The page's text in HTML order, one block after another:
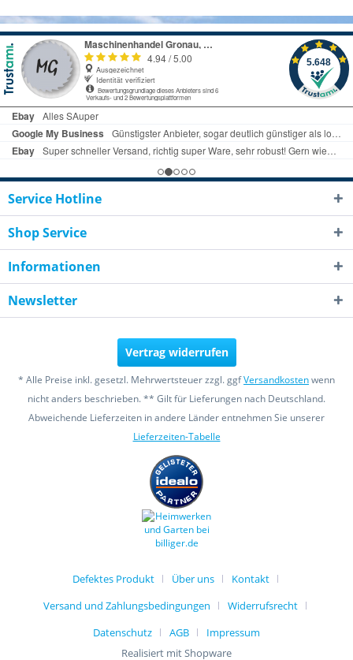
Service Hotline
Shop Service
Informationen
Newsletter
Vertrag widerrufen
* Alle Preise inkl. gesetzl. Mehrwertsteuer zzgl. ggfVersandkostenwenn
nicht anders beschrieben. ** Gilt für Lieferungen nach Deutschland.
Abweichende Lieferzeiten in andere Länder entnehmen Sie unserer
Lieferzeiten-Tabelle
Defektes Produkt Über uns
Kontakt
Versand und Zahlungsbedingungen
Widerrufsrecht
Datenschutz
AGB
Impressum
Realisiert mit Shopware